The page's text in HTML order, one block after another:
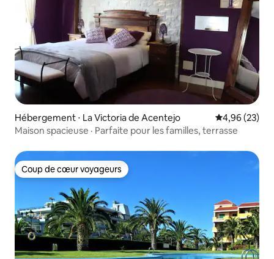
Hébergement ⋅ La Victoria de Acentejo Évaluation
4,96 (23)
Maison spacieuse · Parfaite pour les familles, terrasse
Coup de cœur voyageurs
Coup de cœur voyageurs